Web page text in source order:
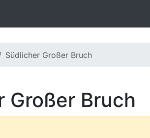
Südlicher Großer Bruch
Großer Bruch